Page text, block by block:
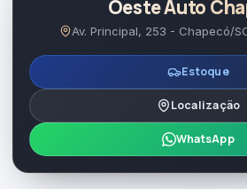
Oeste Auto
Av. Principal, 253 - Chapecó/
Estoque
Localização
WhatsApp